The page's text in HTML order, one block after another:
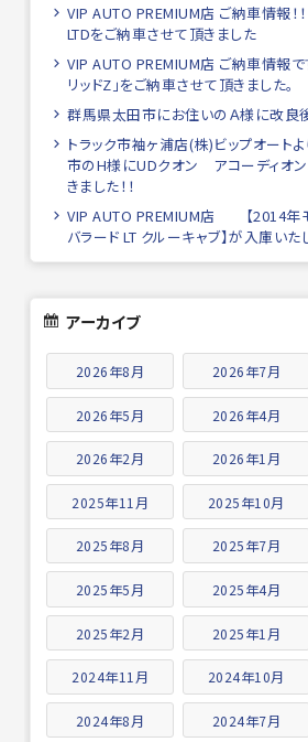
VIP AUTO PREMIUM店 ご納車情報！
LTDをご納車させて頂きました
VIP AUTO PREMIUM店 ご納車情報で
リッドZ」をご納車させて頂きました。
群馬県太田市にお住いのＡ様に改良
トラック市袖ヶ浦店(株)ビップオート
市のH様にUDクオン アコーディオ
きました！！
VIP AUTO PREMIUM店 【2014年
バラード LT クルーキャブ】が入庫いた
アーカイブ
2026年8月 2026年7月
2026年5月 2026年4月
2026年2月 2026年1月
2025年11月 2025年10月
2025年8月 2025年7月
2025年5月 2025年4月
2025年2月 2025年1月
2024年11月 2024年10月
2024年8月 2024年7月